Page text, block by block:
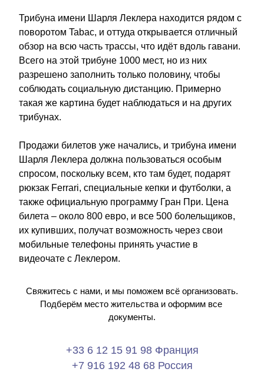
Трибуна имени Шарля Леклера находится рядом с
поворотом Tabac, и оттуда открывается отличный
обзор на всю часть трассы, что идёт вдоль гавани.
Всего на этой трибуне 1000 мест, но из них
разрешено заполнить только половину, чтобы
соблюдать социальную дистанцию. Примерно
такая же картина будет наблюдаться и на других
трибунах.
Продажи билетов уже начались, и трибуна имени
Шарля Леклера должна пользоваться особым
спросом, поскольку всем, кто там будет, подарят
рюкзак Ferrari, специальные кепки и футболки, а
также официальную программу Гран При. Цена
билета – около 800 евро, и все 500 болельщиков,
их купивших, получат возможность через свои
мобильные телефоны принять участие в
видеочате с Леклером.
Свяжитесь с нами, и мы поможем всё организовать.
Подберём место жительства и оформим все
документы.
+33 6 12 15 91 98 Франция
+7 916 192 48 68 Россия